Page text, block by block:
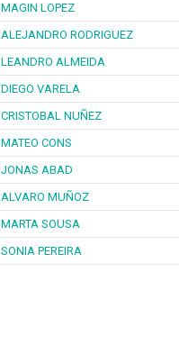
MAGIN LOPEZ
ALEJANDRO RODRIGUEZ
LEANDRO ALMEIDA
DIEGO VARELA
CRISTOBAL NUÑEZ
MATEO CONS
JONAS ABAD
ALVARO MUÑOZ
MARTA SOUSA
SONIA PEREIRA